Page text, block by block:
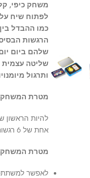
משחק כיפי,
לפתוח שיח
כמו ההבדל
הרגשות
שלהם ביום
שליטה עצמית
ותרגול
מטרת המשחק
להיות הראשון
אחת של 6 רגשות.
מטרת המשחק
לאפשר